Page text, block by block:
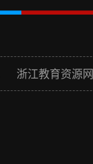
浙江教育资源网